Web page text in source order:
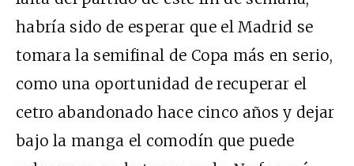
habría sido de esperar que el Madrid se
tomara la semifinal de Copa más en serio,
como una oportunidad de recuperar el
cetro abandonado hace cinco años y dejar
bajo la manga el comodín que puede